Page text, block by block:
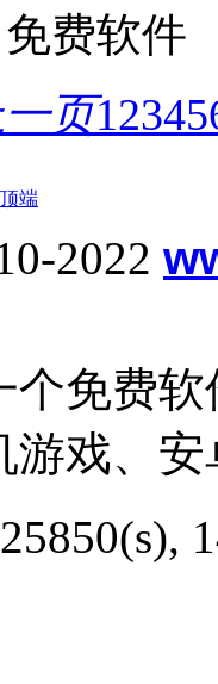
免费软
一页12345
端
2022
个免费
游戏、